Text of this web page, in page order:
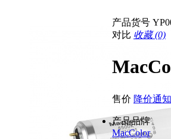
产品货号
对比 收藏 (0)
售价 降价通知
产品品牌
MacColor